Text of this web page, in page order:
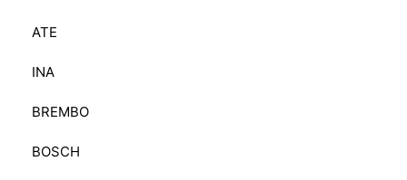
ATE
INA
BREMBO
BOSCH